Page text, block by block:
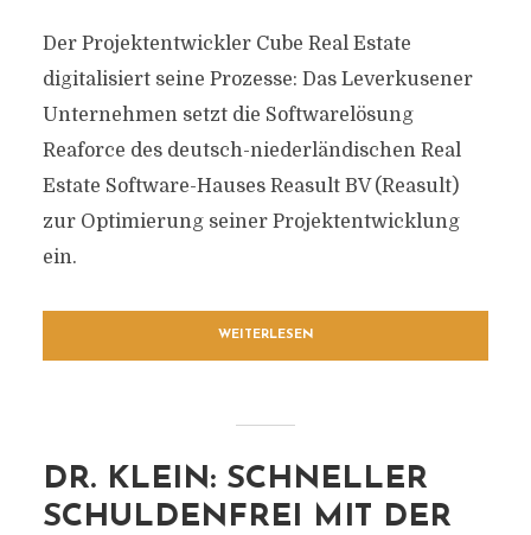
Der Projektentwickler Cube Real Estate
digitalisiert seine Prozesse: Das Leverkusener
Unternehmen setzt die Softwarelösung
Reaforce des deutsch-niederländischen Real
Estate Software-Hauses Reasult BV (Reasult)
zur Optimierung seiner Projektentwicklung
ein.
WEITERLESEN
DR. KLEIN: SCHNELLER
SCHULDENFREI MIT DER